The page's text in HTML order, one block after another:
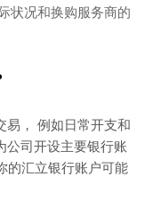
状况和换购服务商的
易， 例如日常开支和
公司开设主要银行账
的汇立银行账户可能